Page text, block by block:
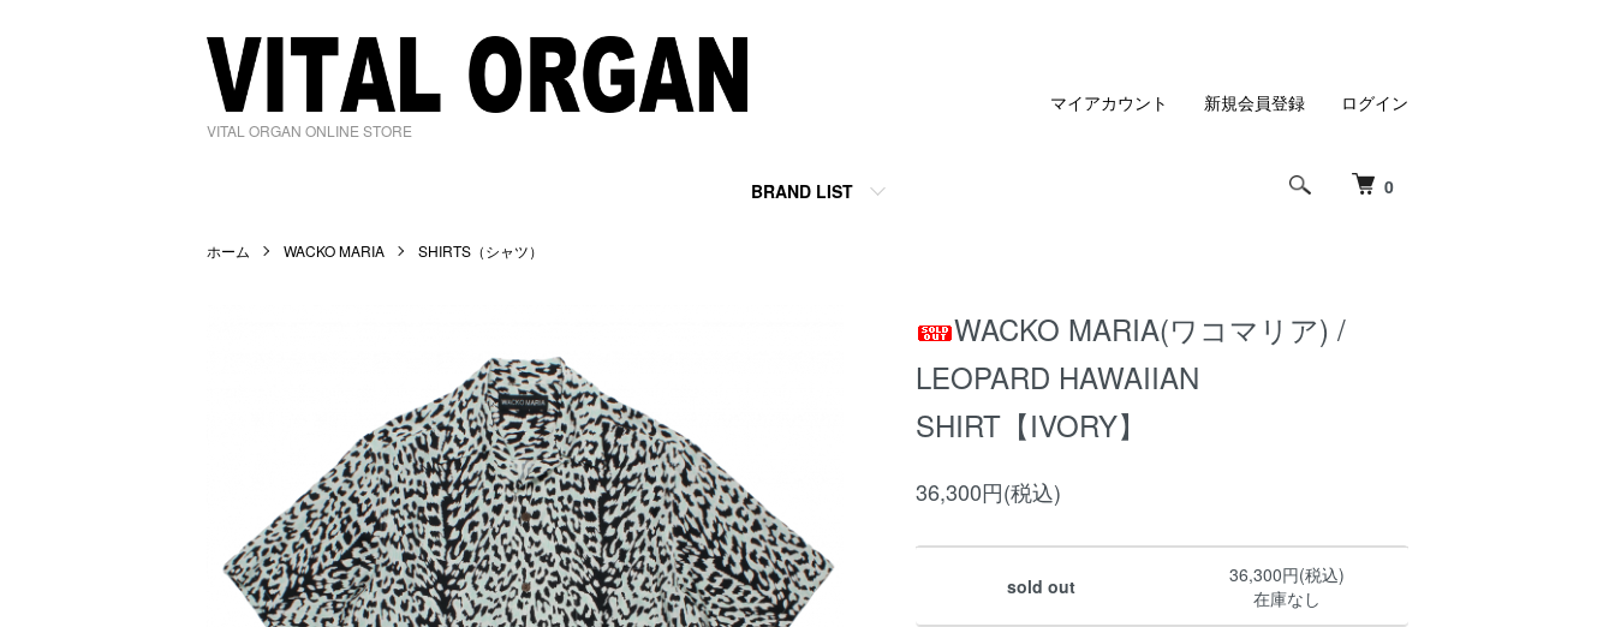
VITAL ORGAN ONLINE STORE
0
BRAND LIST
マイアカウント 新規会員登録 ログイン
ホーム WACKO MARIA SHIRTS（シャツ）
WACKO MARIA(ワコマリア) /
LEOPARD HAWAIIAN
SHIRT【IVORY】
36,300円(税込)
sold out
36,300円(税込)
在庫なし